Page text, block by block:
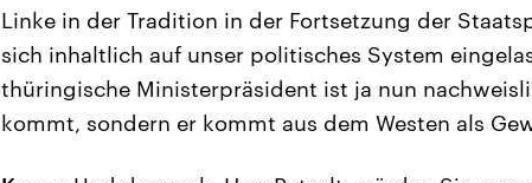
Linke in der Tradition in der Fortsetzung der
sich inhaltlich auf unser politisches System
thüringische Ministerpräsident ist ja nun
kommt, sondern er kommt aus dem Westen als